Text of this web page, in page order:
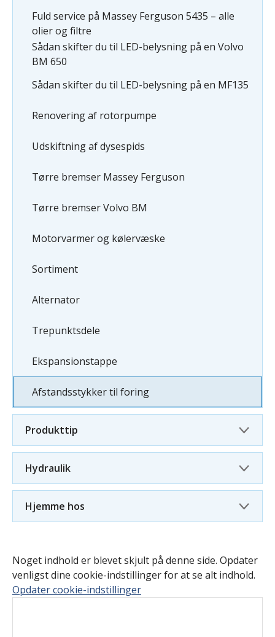
Fuld service på Massey Ferguson 5435 – alle
olier og filtre
Sådan skifter du til LED-belysning på en Volvo
BM 650
Sådan skifter du til LED-belysning på en MF135
Renovering af rotorpumpe
Udskiftning af dysespids
Tørre bremser Massey Ferguson
Tørre bremser Volvo BM
Motorvarmer og kølervæske
Sortiment
Alternator
Trepunktsdele
Ekspansionstappe
Afstandsstykker til foring
Produkttip
Hydraulik
Hjemme hos
Noget indhold er blevet skjult på denne side. Opdater
venligst dine cookie-indstillinger for at se alt indhold.
Opdater cookie-indstillinger